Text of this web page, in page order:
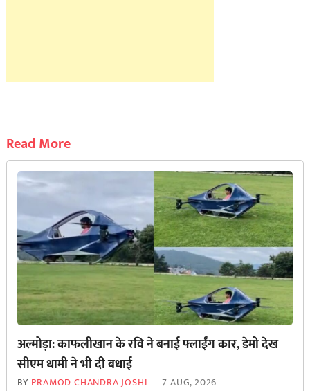
Read More
अल्मोड़ा: काफलीखान के रवि ने बनाई फ्लाईंग कार, डेमो देख
सीएम धामी ने भी दी बधाई
BY PRAMOD CHANDRA JOSHI 7 AUG, 2026